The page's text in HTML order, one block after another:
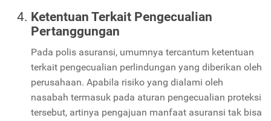
Ketentuan Terkait Pengecualian
Pertanggungan
Pada polis asuransi, umumnya tercantum ketentuan
terkait pengecualian perlindungan yang diberikan oleh
perusahaan. Apabila risiko yang dialami oleh
nasabah termasuk pada aturan pengecualian proteksi
tersebut, artinya pengajuan manfaat asuransi tak bisa